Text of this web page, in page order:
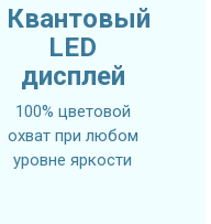
Квантовый
LED
дисплей
100% цветовой
охват при любом
уровне яркости